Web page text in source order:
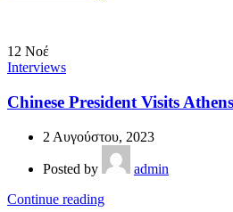
12 Νοέ
Interviews
Chinese President Visits
2 Αυγούστου, 2023
Posted by
admin
Continue reading